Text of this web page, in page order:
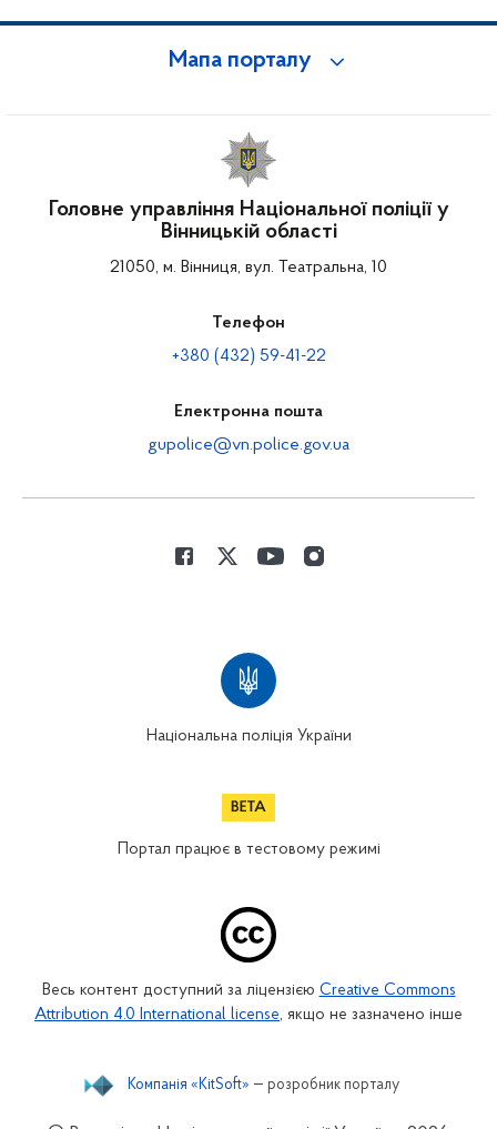
Мапа порталу
Головне управління Національної поліції у
Вінницькій області
21050, м. Вінниця, вул. Театральна, 10
Телефон
+380 (432) 59-41-22
Електронна пошта
gupolice@vn.police.gov.ua
Національна поліція України
Портал працює в тестовому режимі
Весь контент доступний за ліцензією Creative Commons
Attribution 4.0 International license, якщо не зазначено інше
Компанія «KitSoft» — розробник порталу